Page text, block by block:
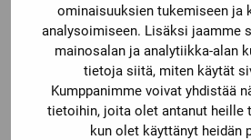
ominaisuuksien tukemiseen ja
analysoimiseen. Lisäksi jaamme
mainosalan ja analytiikka-alan
tietoja siitä, miten käytät
Kumppanimme voivat yhdistää
tietoihin, joita olet antanut heille
kun olet käyttänyt heidän
Saatat olla
näistä